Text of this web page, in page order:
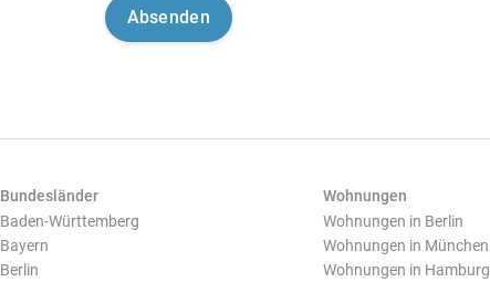
Bundesländer
Baden-Württemberg
Bayern
Berlin
Wohnungen
Wohnungen in Berlin
Wohnungen in München
Wohnungen in Hamburg